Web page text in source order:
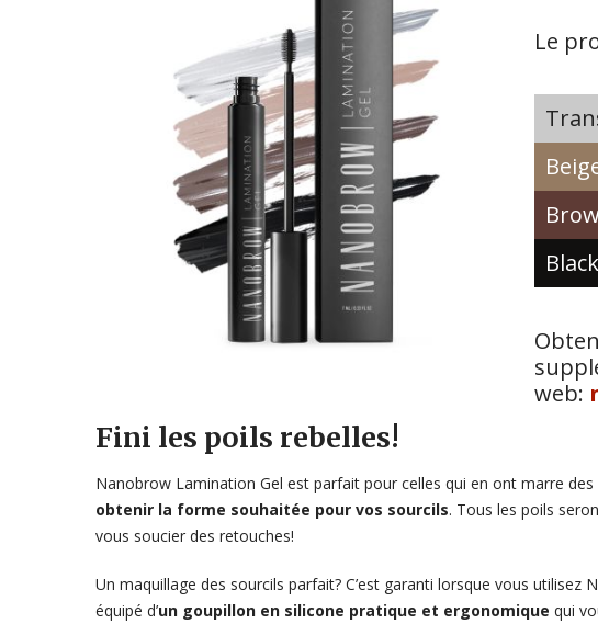
Le
Black
web:
Fini les poils rebelles!
Nanobrow Lamination Gel est parfait pour celles qui en ont marre des
obtenir la forme souhaitée pour vos sourcils. Tous les poils
vous soucier des retouches!
Un maquillage des sourcils parfait? C’est garanti lorsque vous
équipé d’un goupillon en silicone pratique et ergonomique qui